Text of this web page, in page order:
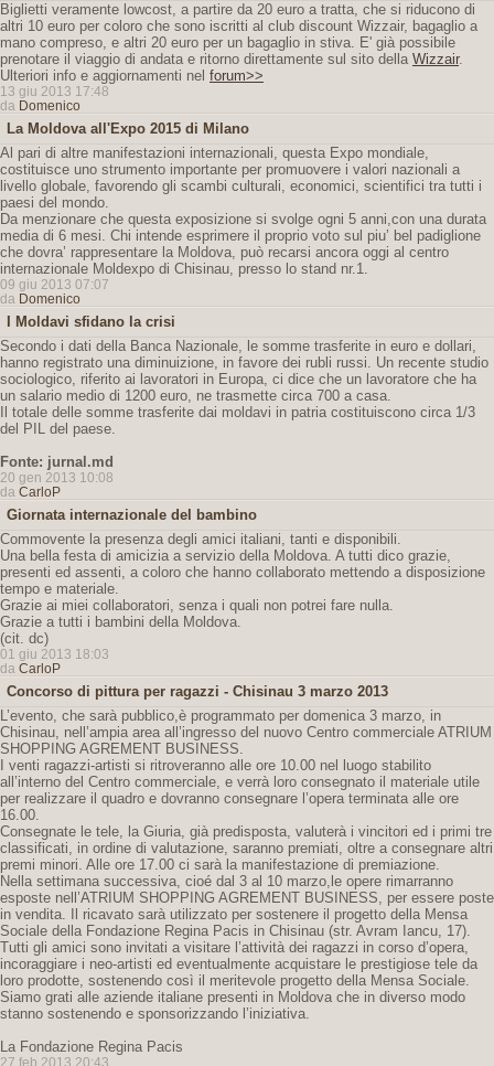
Biglietti veramente lowcost, a partire da 20 euro a tratta, che si riducono di
altri 10 euro per coloro che sono iscritti al club discount Wizzair, bagaglio a
mano compreso, e altri 20 euro per un bagaglio in stiva. E' già possibile
prenotare il viaggio di andata e ritorno direttamente sul sito della Wizzair.
Ulteriori info e aggiornamenti nel forum>>
13 giu 2013 17:48
da Domenico
La Moldova all'Expo 2015 di Milano
Al pari di altre manifestazioni internazionali, questa Expo mondiale,
costituisce uno strumento importante per promuovere i valori nazionali a
livello globale, favorendo gli scambi culturali, economici, scientifici tra tutti i
paesi del mondo.
Da menzionare che questa exposizione si svolge ogni 5 anni,con una durata
media di 6 mesi. Chi intende esprimere il proprio voto sul piu’ bel padiglione
che dovra’ rappresentare la Moldova, può recarsi ancora oggi al centro
internazionale Moldexpo di Chisinau, presso lo stand nr.1.
09 giu 2013 07:07
da Domenico
I Moldavi sfidano la crisi
Secondo i dati della Banca Nazionale, le somme trasferite in euro e dollari,
hanno registrato una diminuizione, in favore dei rubli russi. Un recente studio
sociologico, riferito ai lavoratori in Europa, ci dice che un lavoratore che ha
un salario medio di 1200 euro, ne trasmette circa 700 a casa.
Il totale delle somme trasferite dai moldavi in patria costituiscono circa 1/3
del PIL del paese.
Fonte: jurnal.md
20 gen 2013 10:08
da CarloP
Giornata internazionale del bambino
Commovente la presenza degli amici italiani, tanti e disponibili.
Una bella festa di amicizia a servizio della Moldova. A tutti dico grazie,
presenti ed assenti, a coloro che hanno collaborato mettendo a disposizione
tempo e materiale.
Grazie ai miei collaboratori, senza i quali non potrei fare nulla.
Grazie a tutti i bambini della Moldova.
(cit. dc)
01 giu 2013 18:03
da CarloP
Concorso di pittura per ragazzi - Chisinau 3 marzo 2013
L’evento, che sarà pubblico,è programmato per domenica 3 marzo, in
Chisinau, nell’ampia area all’ingresso del nuovo Centro commerciale ATRIUM
SHOPPING AGREMENT BUSINESS.
I venti ragazzi-artisti si ritroveranno alle ore 10.00 nel luogo stabilito
all’interno del Centro commerciale, e verrà loro consegnato il materiale utile
per realizzare il quadro e dovranno consegnare l’opera terminata alle ore
16.00.
Consegnate le tele, la Giuria, già predisposta, valuterà i vincitori ed i primi tre
classificati, in ordine di valutazione, saranno premiati, oltre a consegnare altri
premi minori. Alle ore 17.00 ci sarà la manifestazione di premiazione.
Nella settimana successiva, cioé dal 3 al 10 marzo,le opere rimarranno
esposte nell’ATRIUM SHOPPING AGREMENT BUSINESS, per essere poste
in vendita. Il ricavato sarà utilizzato per sostenere il progetto della Mensa
Sociale della Fondazione Regina Pacis in Chisinau (str. Avram Iancu, 17).
Tutti gli amici sono invitati a visitare l’attività dei ragazzi in corso d’opera,
incoraggiare i neo-artisti ed eventualmente acquistare le prestigiose tele da
loro prodotte, sostenendo così il meritevole progetto della Mensa Sociale.
Siamo grati alle aziende italiane presenti in Moldova che in diverso modo
stanno sostenendo e sponsorizzando l’iniziativa.
La Fondazione Regina Pacis
27 feb 2013 20:43